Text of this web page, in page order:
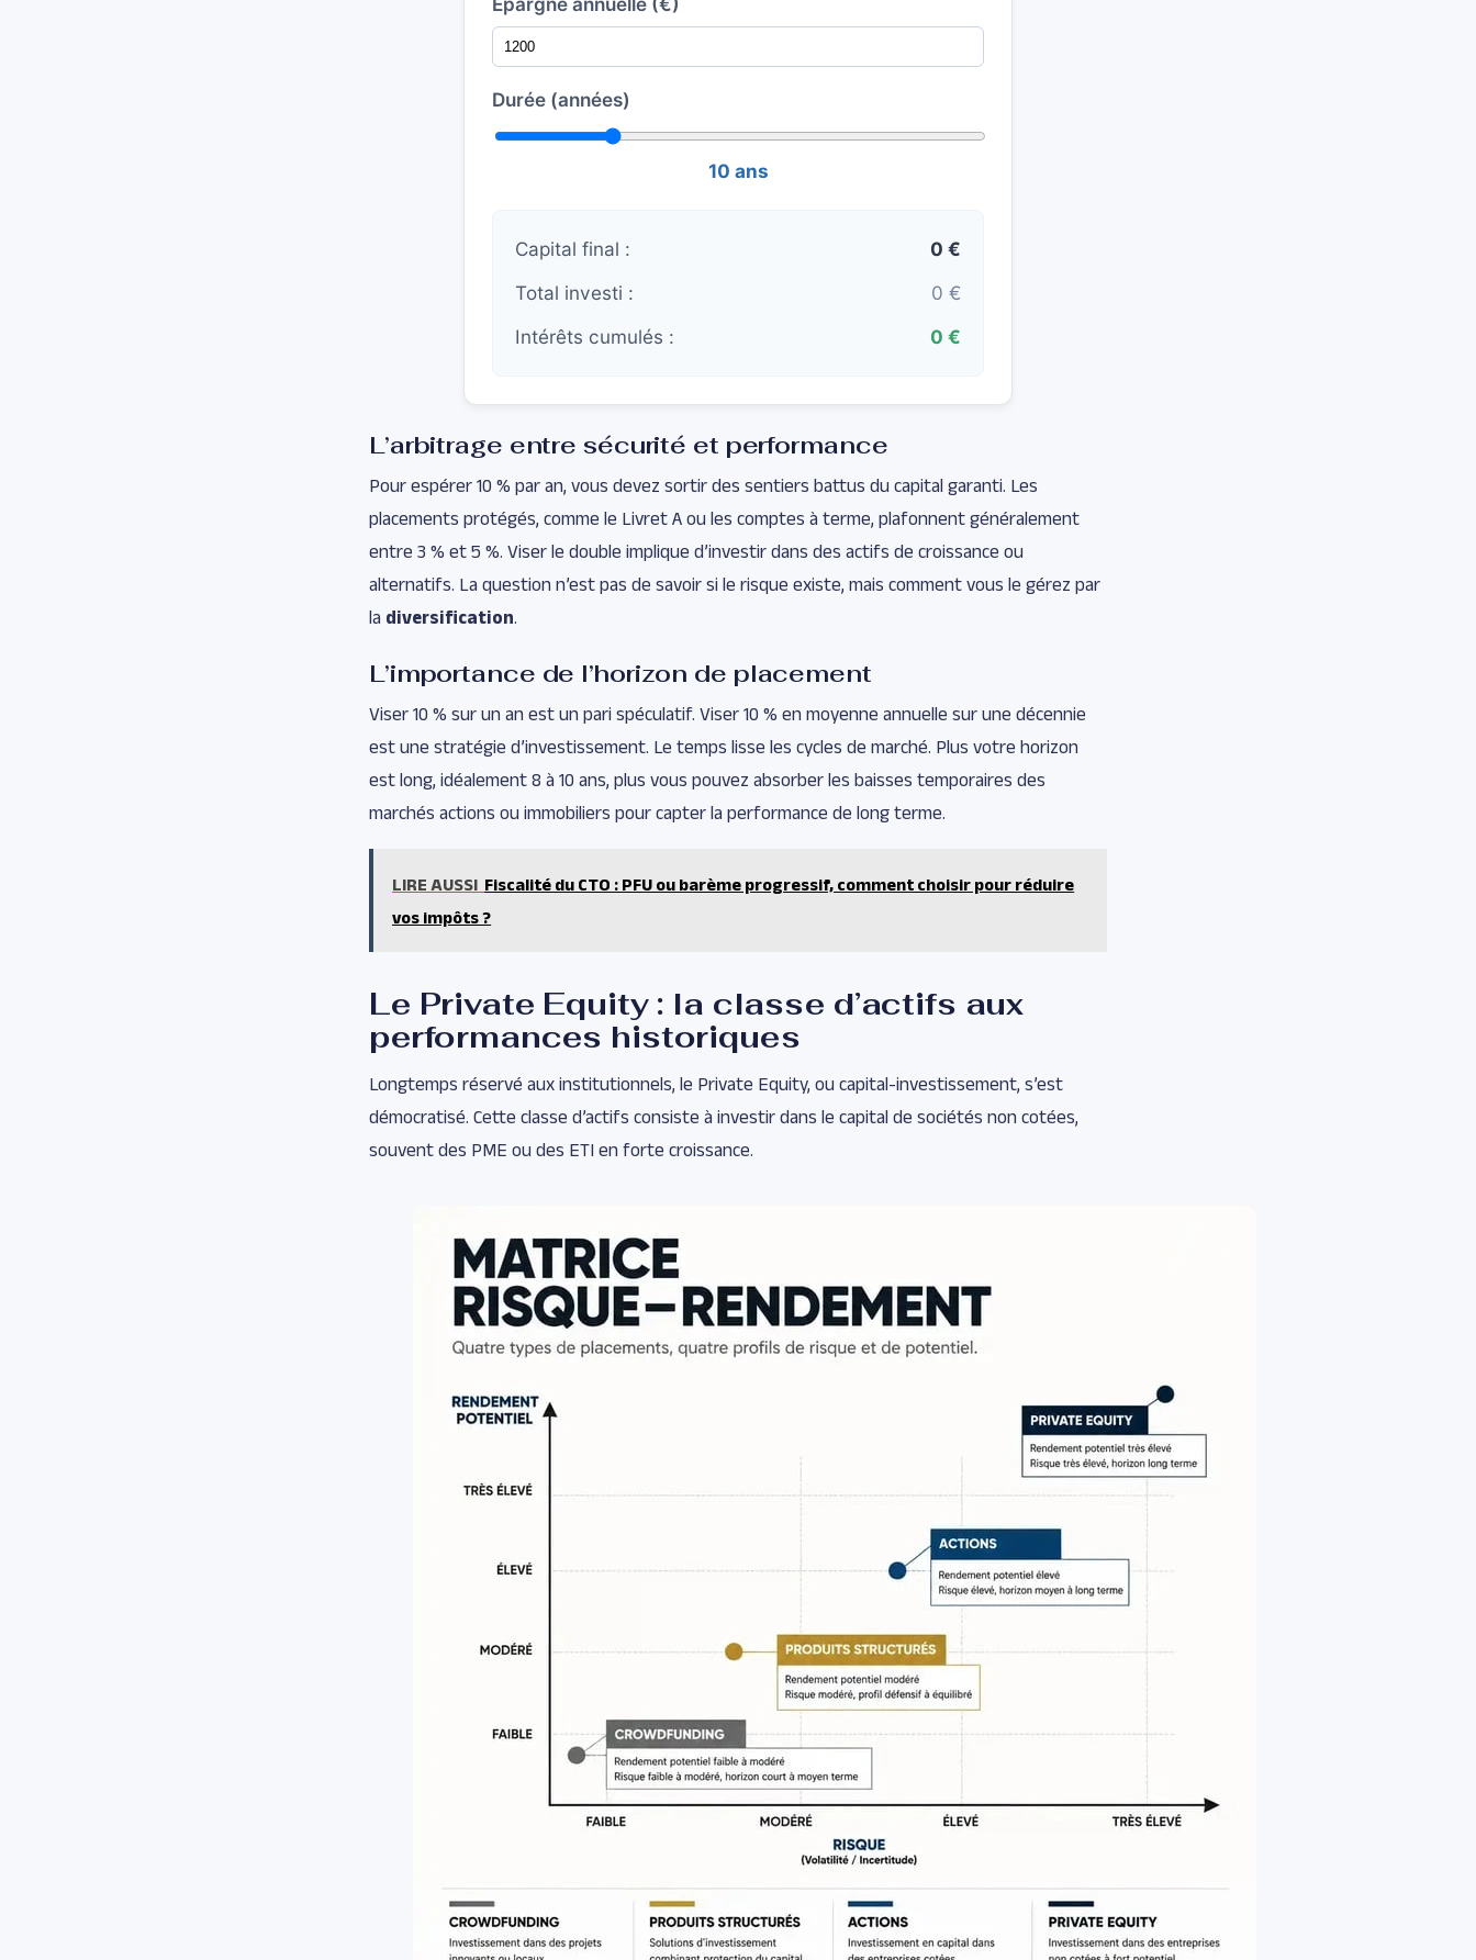
Durée (années)
10 ans
Capital final :
0 €
Total investi :
0 €
Intérêts cumulés :
0 €
L’arbitrage entre sécurité et performance
Pour espérer 10 % par an, vous devez sortir des sentiers battus du capital garanti. Les
placements protégés, comme le Livret A ou les comptes à terme, plafonnent généralement
entre 3 % et 5 %. Viser le double implique d’investir dans des actifs de croissance ou
alternatifs. La question n’est pas de savoir si le risque existe, mais comment vous le gérez par
la diversification.
L’importance de l’horizon de placement
Viser 10 % sur un an est un pari spéculatif. Viser 10 % en moyenne annuelle sur une décennie
est une stratégie d’investissement. Le temps lisse les cycles de marché. Plus votre horizon
est long, idéalement 8 à 10 ans, plus vous pouvez absorber les baisses temporaires des
marchés actions ou immobiliers pour capter la performance de long terme.
LIRE AUSSI Fiscalité du CTO : PFU ou barème progressif, comment choisir pour réduire
vos impôts ?
Le Private Equity : la classe d’actifs aux
performances historiques
Longtemps réservé aux institutionnels, le Private Equity, ou capital-investissement, s’est
démocratisé. Cette classe d’actifs consiste à investir dans le capital de sociétés non cotées,
souvent des PME ou des ETI en forte croissance.